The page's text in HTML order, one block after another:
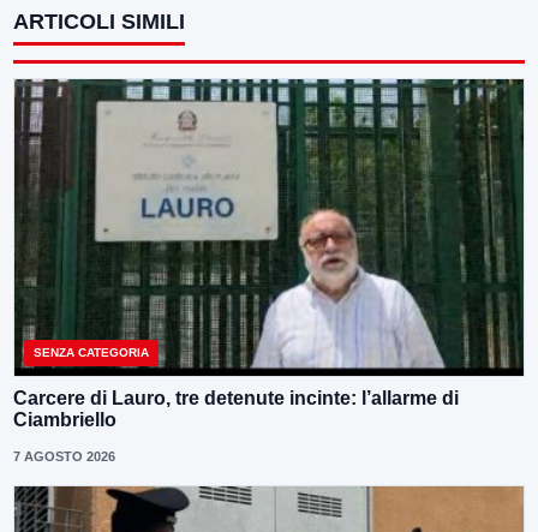
ARTICOLI SIMILI
SENZA CATEGORIA
Carcere di Lauro, tre detenute incinte: l’allarme di
Ciambriello
7 AGOSTO 2026